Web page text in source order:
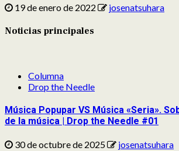
19 de enero de 2022 josenatsuhara
Noticias principales
Columna
Drop the Needle
Música Popupar VS Música «Seria».
de la música | Drop the Needle #01
30 de octubre de 2025 josenatsuhara